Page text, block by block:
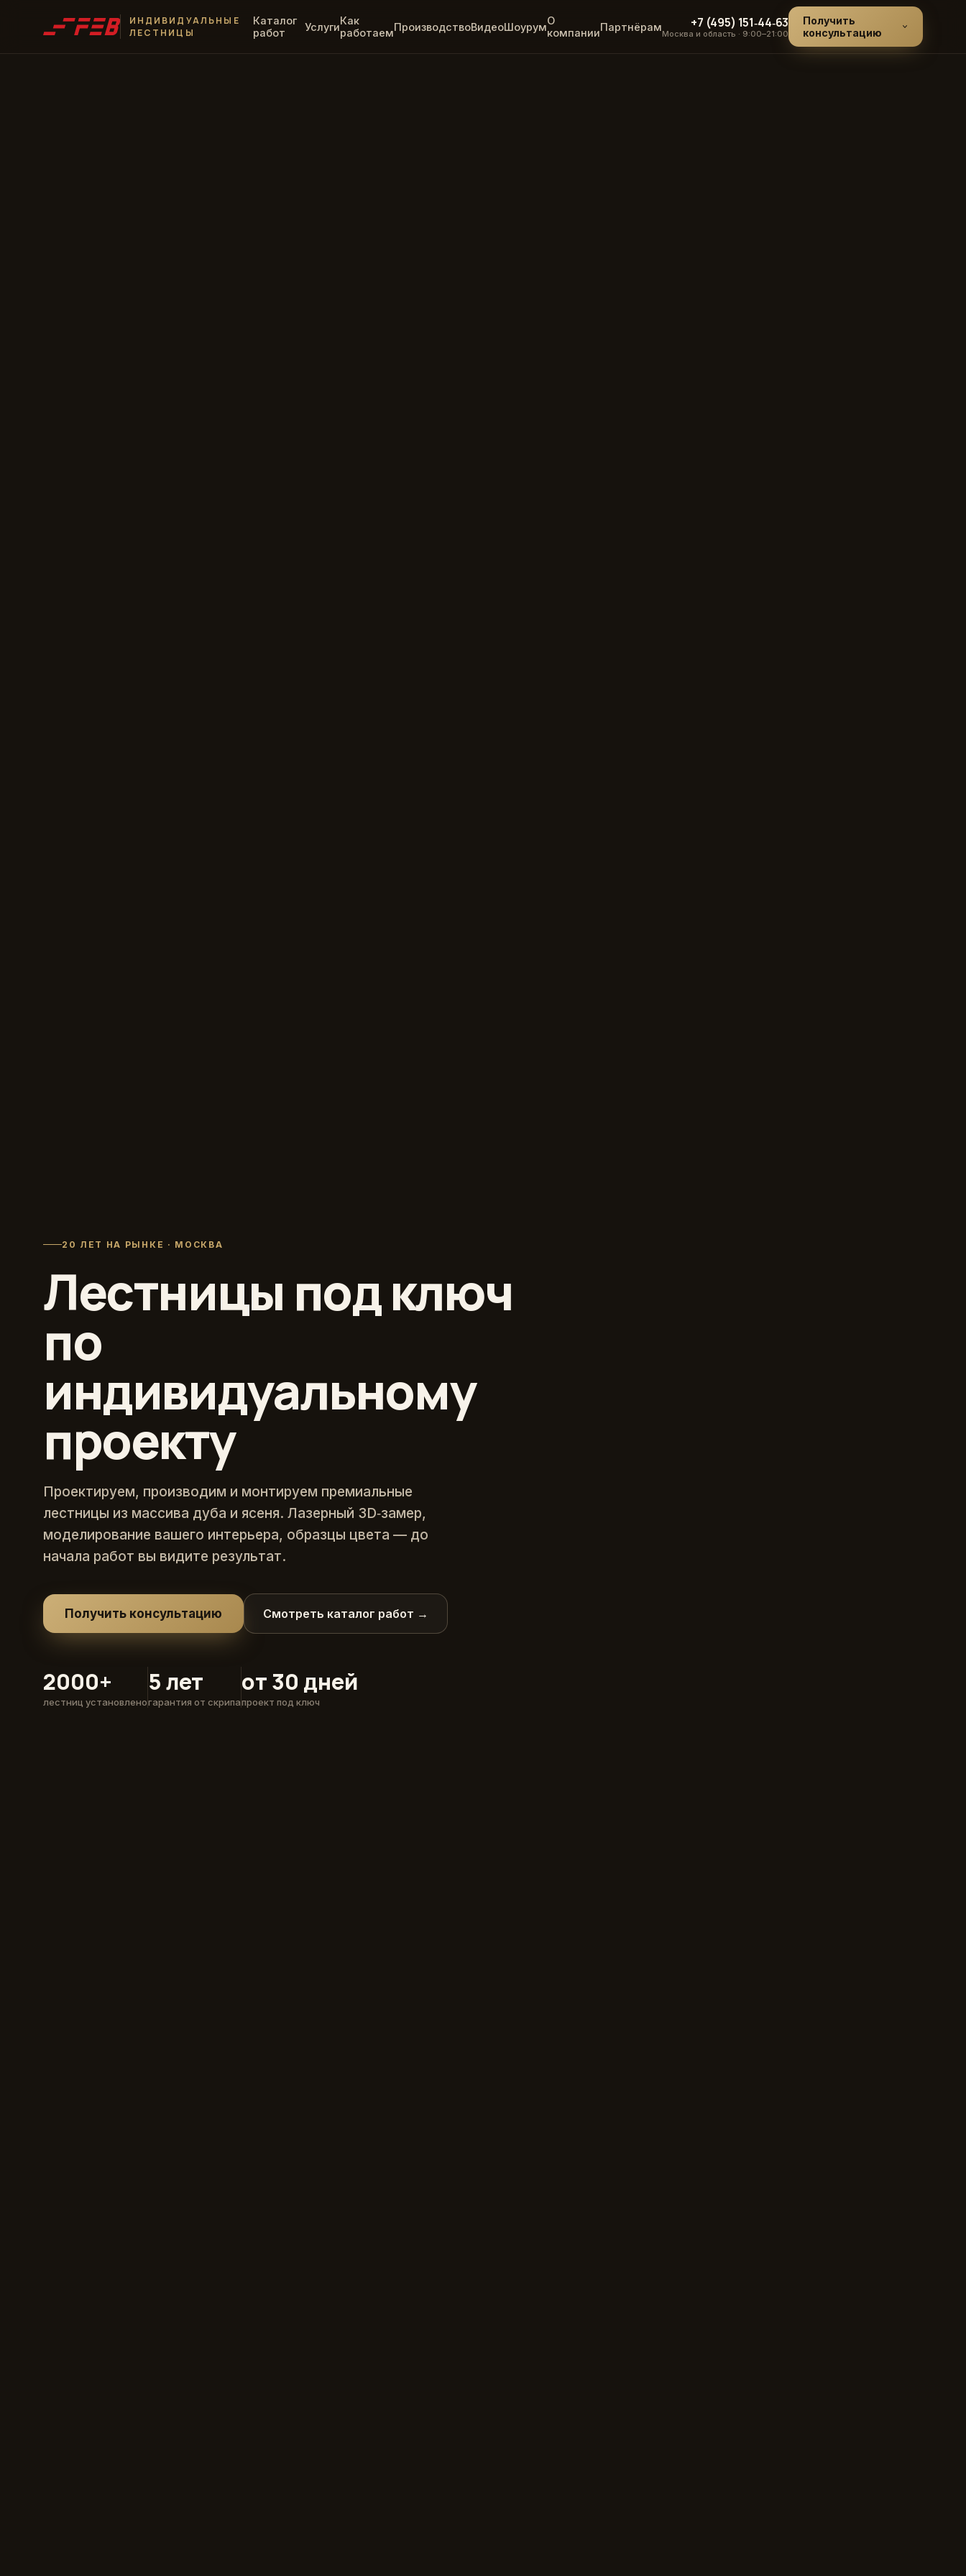
ИНДИВИДУАЛЬНЫЕ
ЛЕСТНИЦЫ
Каталог
работ
УслугиКак
работаемПроизводствоВидеоШоурумО
компанииПартнёрам +7 (495) 151‑44‑63
Москва и область · 9:00–21:00
Получить
консультацию
20 ЛЕТ НА РЫНКЕ · МОСКВА
Лестницы под ключ
по
индивидуальному
проекту
Проектируем, производим и монтируем премиальные
лестницы из массива дуба и ясеня. Лазерный 3D‑замер,
моделирование вашего интерьера, образцы цвета — до
начала работ вы видите результат.
Получить консультацию Смотреть каталог работ →
2000+
лестниц установлено
5 лет
гарантия от скрипа
от 30 дней
проект под ключ